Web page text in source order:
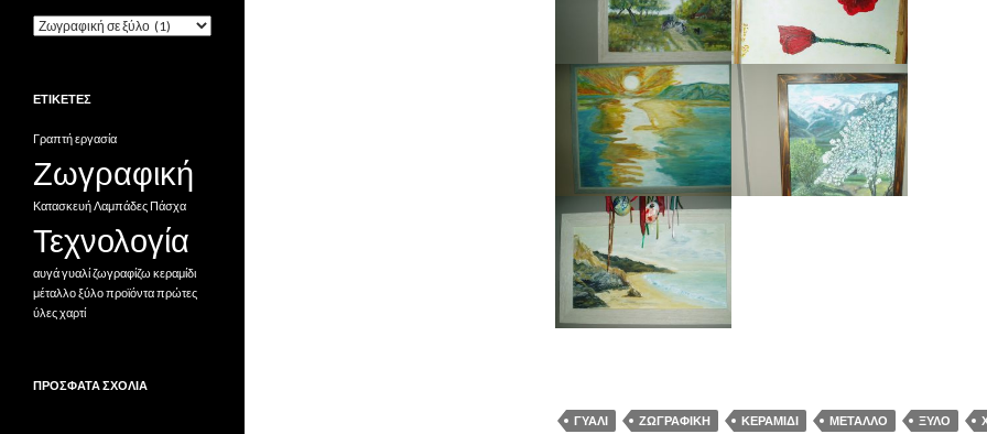
OLYMPUS DIGITAL CAMERA OLYMPUS DIGITAL CAMERA
OLYMPUS DIGITAL CAMERA
ΓΥΑΛΊ ΖΩΓΡΑΦΙΚΉ ΚΕΡΑΜΊΔΙ ΜΈΤΑΛΛΟ ΞΎΛΟ
Kατηγορίες
ΕΤΙΚΈΤΕΣ
Γραπτή εργασία
Ζωγραφική
ΚατασκευήΛαμπάδεςΠάσχα
Τεχνολογία
αυγάγυαλίζωγραφίζωκεραμίδι
μέταλλοξύλοπροϊόνταπρώτες
ύλεςχαρτί
ΠΡΌΣΦΑΤΑ ΣΧΌΛΙΑ